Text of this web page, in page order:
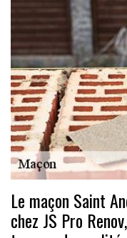
Le maçon Saint
chez JS Pro